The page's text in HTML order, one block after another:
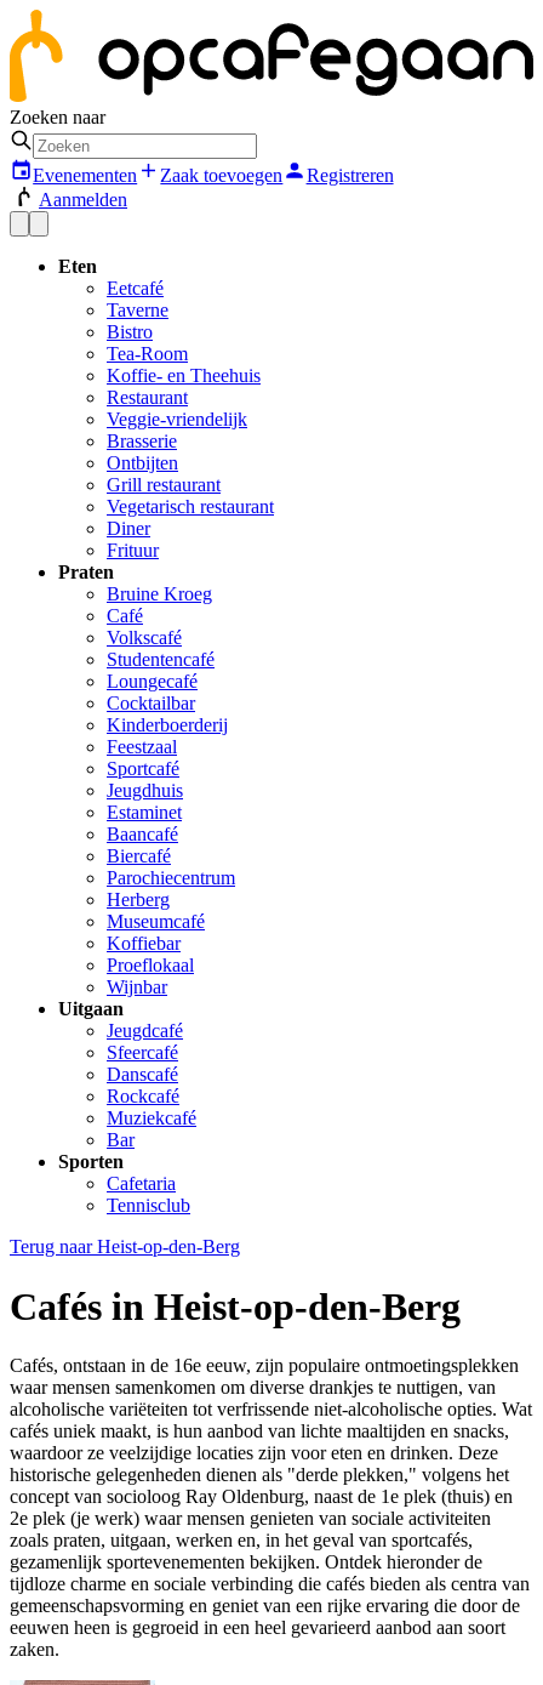
Zoeken naar
Evenementen Zaak toevoegen
Registreren
Aanmelden
Eten
Eetcafé
Taverne
Bistro
Tea-Room
Koffie- en Theehuis
Restaurant
Veggie-vriendelijk
Brasserie
Ontbijten
Grill restaurant
Vegetarisch restaurant
Diner
Frituur
Praten
Bruine Kroeg
Café
Volkscafé
Studentencafé
Loungecafé
Cocktailbar
Kinderboerderij
Feestzaal
Sportcafé
Jeugdhuis
Estaminet
Baancafé
Biercafé
Parochiecentrum
Herberg
Museumcafé
Koffiebar
Proeflokaal
Wijnbar
Uitgaan
Jeugdcafé
Sfeercafé
Danscafé
Rockcafé
Muziekcafé
Bar
Sporten
Cafetaria
Tennisclub
Terug naar Heist-op-den-Berg
Cafés in Heist-op-den-Berg
Cafés, ontstaan in de 16e eeuw, zijn populaire ontmoetingsplekken
waar mensen samenkomen om diverse drankjes te nuttigen, van
alcoholische variëteiten tot verfrissende niet-alcoholische opties. Wat
cafés uniek maakt, is hun aanbod van lichte maaltijden en snacks,
waardoor ze veelzijdige locaties zijn voor eten en drinken. Deze
historische gelegenheden dienen als "derde plekken," volgens het
concept van socioloog Ray Oldenburg, naast de 1e plek (thuis) en
2e plek (je werk) waar mensen genieten van sociale activiteiten
zoals praten, uitgaan, werken en, in het geval van sportcafés,
gezamenlijk sportevenementen bekijken. Ontdek hieronder de
tijdloze charme en sociale verbinding die cafés bieden als centra van
gemeenschapsvorming en geniet van een rijke ervaring die door de
eeuwen heen is gegroeid in een heel gevarieerd aanbod aan soort
zaken.